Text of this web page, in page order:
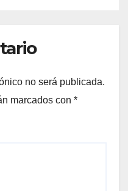
no será publicada.
marcados con *